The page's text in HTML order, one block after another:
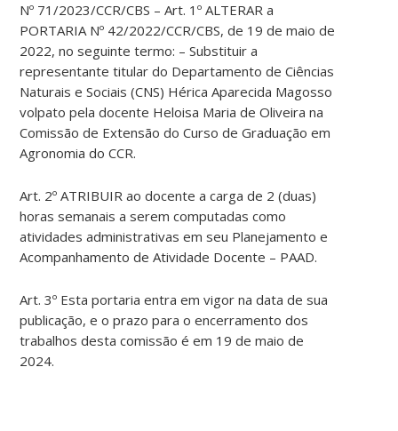
Nº 71/2023/CCR/CBS – Art. 1º ALTERAR a
PORTARIA Nº 42/2022/CCR/CBS, de 19 de maio de
2022, no seguinte termo: – Substituir a
representante titular do Departamento de Ciências
Naturais e Sociais (CNS) Hérica Aparecida Magosso
volpato pela docente Heloisa Maria de Oliveira na
Comissão de Extensão do Curso de Graduação em
Agronomia do CCR.
Art. 2º ATRIBUIR ao docente a carga de 2 (duas)
horas semanais a serem computadas como
atividades administrativas em seu Planejamento e
Acompanhamento de Atividade Docente – PAAD.
Art. 3º Esta portaria entra em vigor na data de sua
publicação, e o prazo para o encerramento dos
trabalhos desta comissão é em 19 de maio de
2024.